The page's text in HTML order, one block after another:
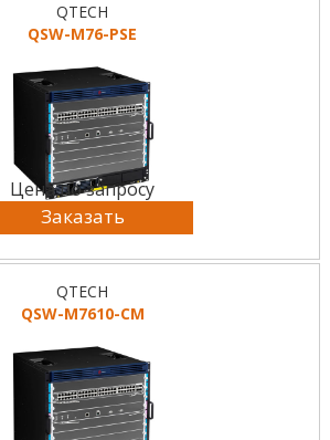
QTECH
QSW-M76-PSE
Цена по запросу
Заказать
QTECH
QSW-M7610-CM